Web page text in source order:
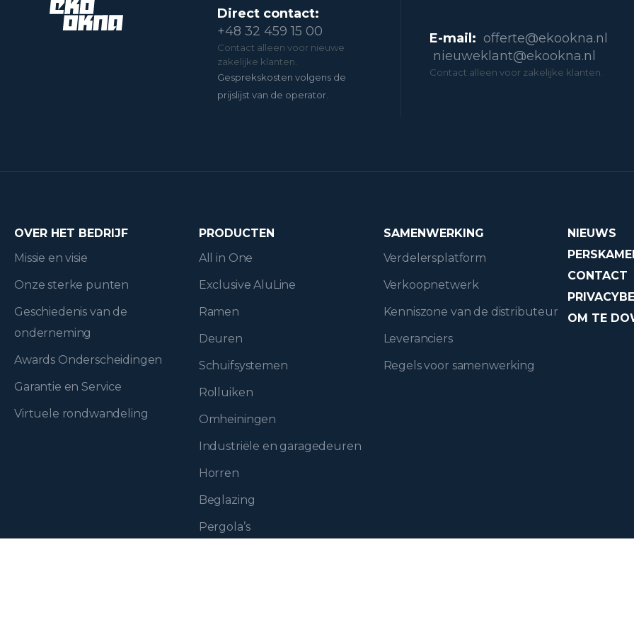
Direct contact:
+48 32 459 15 00
Contact alleen voor nieuwe
zakelijke klanten.
Gesprekskosten volgens de
prijslijst van de operator.
E-mail: offerte@ekookna.nl
nieuweklant@ekookna.nl
Contact alleen voor zakelijke klanten.
OVER HET BEDRIJF
Missie en visie
Onze sterke punten
Geschiedenis van de
onderneming
Awards Onderscheidingen
Garantie en Service
Virtuele rondwandeling
PRODUCTEN
All in One
Exclusive AluLine
Ramen
Deuren
Schuifsystemen
Rolluiken
Omheiningen
Industriële en garagedeuren
Horren
Beglazing
Pergola’s
SAMENWERKING
Verdelersplatform
Verkoopnetwerk
Kenniszone van de distributeur
Leveranciers
Regels voor samenwerking
NIEUWS
CONTACT
OM TE